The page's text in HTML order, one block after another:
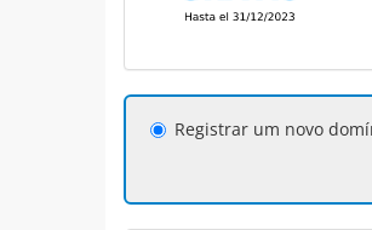
Registrar um novo